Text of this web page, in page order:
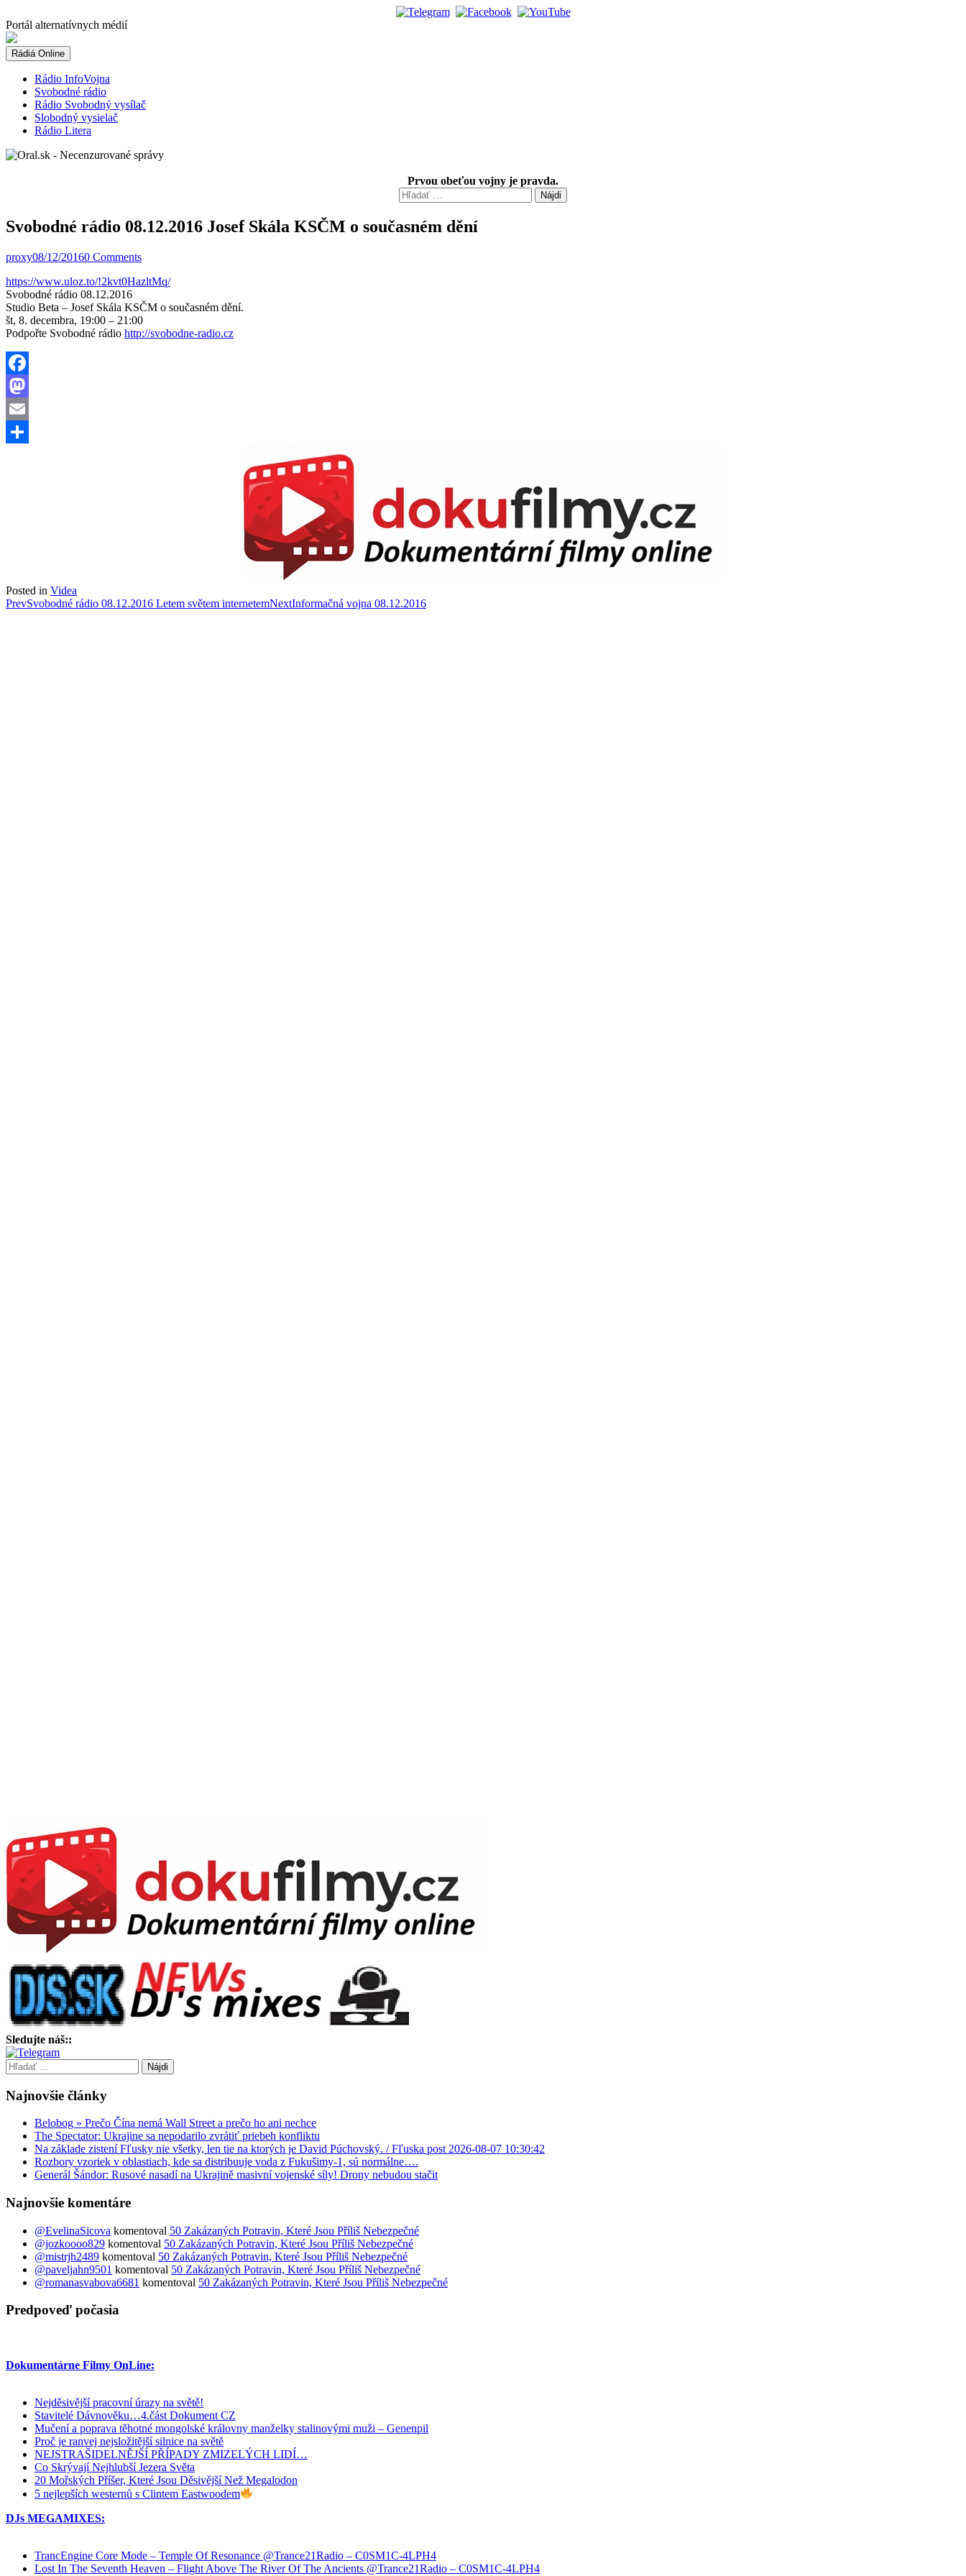
to
content
Portál alternatívnych médií
Rádiá Online
Rádio InfoVojna
Svobodné rádio
Rádio Svobodný vysílač
Slobodný vysielač
Rádio Litera
Prvou obeťou vojny je pravda.
Hľadať:
Svobodné rádio 08.12.2016 Josef Skála KSČM o současném dění
proxy08/12/20160 Comments
https://www.uloz.to/!2kvt0HazltMq/
Svobodné rádio 08.12.2016
Studio Beta – Josef Skála KSČM o současném dění.
št, 8. decembra, 19:00 – 21:00
Podpořte Svobodné rádio http://svobodne-radio.cz
Facebook
Mastodon
Email
Posted in Videa
Post
PrevSvobodné rádio 08.12.2016 Letem světem internetemNextInformačná vojna 08.12.2016
Sledujte náš::
Hľadať:
Najnovšie články
Belobog » Prečo Čína nemá Wall Street a prečo ho ani nechce
The Spectator: Ukrajine sa nepodarilo zvrátiť priebeh konfliktu
Na základe zistení Fľusky nie všetky, len tie na ktorých je David Púchovský. / Fľuska post 2026-08-07 10:30:42
Rozbory vzoriek v oblastiach, kde sa distribuuje voda z Fukušimy-1, sú normálne….
Generál Šándor: Rusové nasadí na Ukrajině masivní vojenské síly! Drony nebudou stačit
Najnovšie komentáre
@EvelinaSicova komentoval 50 Zakázaných Potravin, Které Jsou Příliš Nebezpečné
@jozkoooo829 komentoval 50 Zakázaných Potravin, Které Jsou Příliš Nebezpečné
@mistrjh2489 komentoval 50 Zakázaných Potravin, Které Jsou Příliš Nebezpečné
@paveljahn9501 komentoval 50 Zakázaných Potravin, Které Jsou Příliš Nebezpečné
@romanasvabova6681 komentoval 50 Zakázaných Potravin, Které Jsou Příliš Nebezpečné
Predpoveď počasia
Dokumentárne Filmy OnLine:
Nejděsivější pracovní úrazy na světě!
Stavitelé Dávnověku…4.část Dokument CZ
Mučení a poprava těhotné mongolské královny manželky stalinovými muži – Genenpil
Proč je ranvej nejsložitější silnice na světě
NEJSTRAŠIDELNĚJŠÍ PŘÍPADY ZMIZELÝCH LIDÍ…
Co Skrývají Nejhlubší Jezera Světa
20 Mořských Příšer, Které Jsou Děsivější Než Megalodon
5 nejlepších westernů s Clintem Eastwoodem
DJs MEGAMIXES:
TrancEngine Core Mode – Temple Of Resonance @Trance21Radio – C0SM1C-4LPH4
Lost In The Seventh Heaven – Flight Above The River Of The Ancients @Trance21Radio – C0SM1C-4LPH4